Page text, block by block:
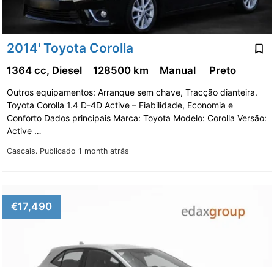
2014' Toyota Corolla
Cascais. Publicado 1 month atrás
1364 cc, Diesel 128500 km Manual Preto
Outros equipamentos: Arranque sem chave, Tracção dianteira.
Toyota Corolla 1.4 D-4D Active – Fiabilidade, Economia e
Conforto Dados principais Marca: Toyota Modelo: Corolla Versão:
Active …
€17,490